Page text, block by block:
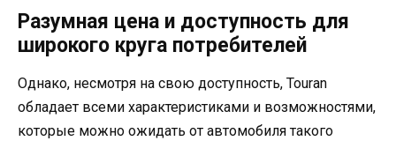
Разумная цена и доступность для
широкого круга потребителей
Однако, несмотря на свою доступность, Touran
обладает всеми характеристиками и возможностями,
которые можно ожидать от автомобиля такого